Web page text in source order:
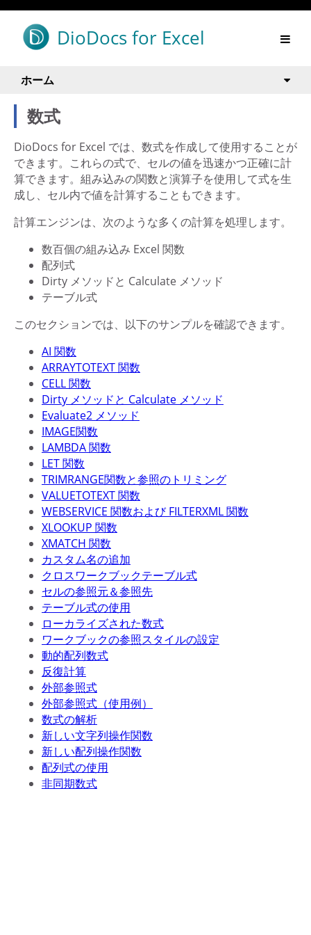
DioDocs for Excel
ホーム
数式
DioDocs for Excel では、数式を作成して使用することが
できます。これらの式で、セルの値を迅速かつ正確に計
算できます。組み込みの関数と演算子を使用して式を生
成し、セル内で値を計算することもできます。
計算エンジンは、次のような多くの計算を処理します。
数百個の組み込み Excel 関数
配列式
Dirty メソッドと Calculate メソッド
テーブル式
このセクションでは、以下のサンプルを確認できます。
AI 関数
ARRAYTOTEXT 関数
CELL 関数
Dirty メソッドと Calculate メソッド
Evaluate2 メソッド
IMAGE関数
LAMBDA 関数
LET 関数
TRIMRANGE関数と参照のトリミング
VALUETOTEXT 関数
WEBSERVICE 関数および FILTERXML 関数
XLOOKUP 関数
XMATCH 関数
カスタム名の追加
クロスワークブックテーブル式
セルの参照元＆参照先
テーブル式の使用
ローカライズされた数式
ワークブックの参照スタイルの設定
動的配列数式
反復計算
外部参照式
外部参照式（使用例）
数式の解析
新しい文字列操作関数
新しい配列操作関数
配列式の使用
非同期数式